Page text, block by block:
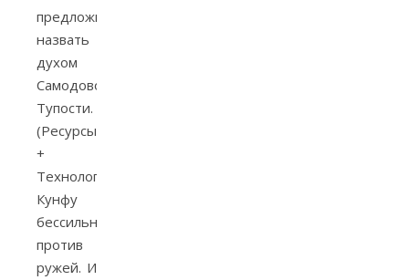
предложила
назвать
духом
Самодовольной
Тупости.
(Ресурсы
+
Технологии.)
Кунфу
бессильно
против
ружей. И